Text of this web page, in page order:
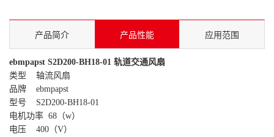
产品简介 产品性能 应用范围
ebmpapst S2D200-BH18-01 轨道交通风扇
类型 轴流风扇
品牌 ebmpapst
型号 S2D200-BH18-01
电机功率 68（w）
电压 400（V）